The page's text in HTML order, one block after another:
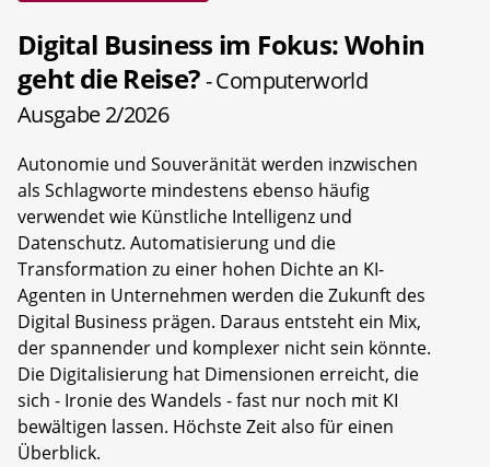
Digital Business im Fokus: Wohin
geht die Reise?- Computerworld
Ausgabe 2/2026
Autonomie und Souveränität werden inzwischen
als Schlagworte mindestens ebenso häufig
verwendet wie Künstliche Intelligenz und
Datenschutz. Automatisierung und die
Transformation zu einer hohen Dichte an KI-
Agenten in Unternehmen werden die Zukunft des
Digital Business prägen. Daraus entsteht ein Mix,
der spannender und komplexer nicht sein könnte.
Die Digitalisierung hat Dimensionen erreicht, die
sich - Ironie des Wandels - fast nur noch mit KI
bewältigen lassen. Höchste Zeit also für einen
Überblick.